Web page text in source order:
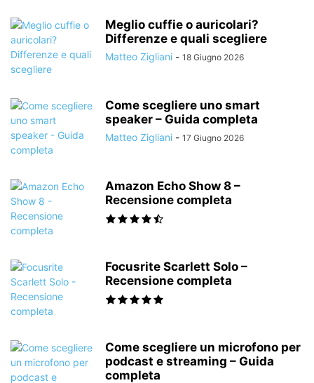
Meglio cuffie o auricolari?
Differenze e quali scegliere
Matteo Zigliani - 18 Giugno 2026
Come scegliere uno smart
speaker – Guida completa
Matteo Zigliani - 17 Giugno 2026
Amazon Echo Show 8 –
Recensione completa
Focusrite Scarlett Solo –
Recensione completa
Come scegliere un microfono per
podcast e streaming – Guida
completa